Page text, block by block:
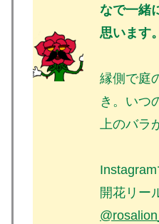
なで一緒
思います
縁側で庭
き。いつ
上のバラ
開花リー